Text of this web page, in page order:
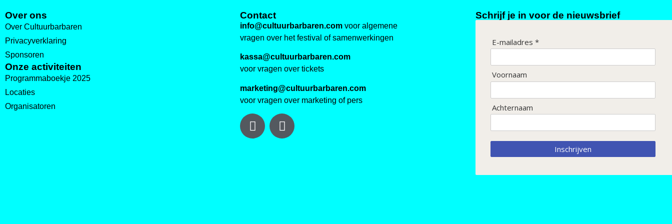
Over ons
Over Cultuurbarbaren
Privacyverklaring
Sponsoren
Onze activiteiten
Programmaboekje 2025
Locaties
Organisatoren
Contact
info@cultuurbarbaren.com voor algemene
vragen over het festival of samenwerkingen
kassa@cultuurbarbaren.com
voor vragen over tickets
marketing@cultuurbarbaren.com
voor vragen over marketing of pers
Schrijf je in voor de nieuwsbrief
E-mailadres *
Voornaam
Achternaam
Inschrijven